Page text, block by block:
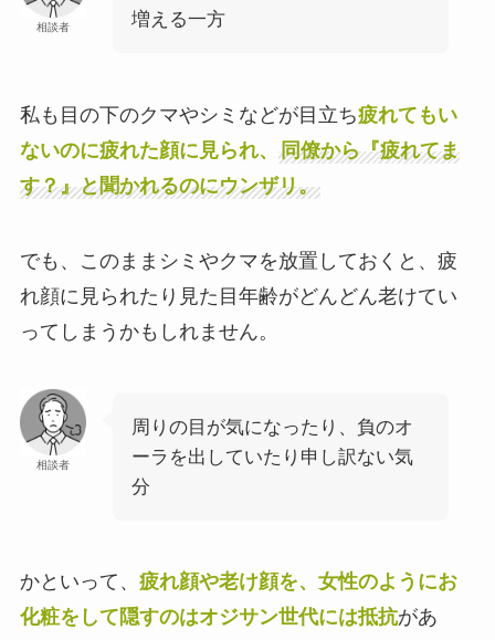
相談者
増える一方
私も目の下のクマやシミなどが目立ち疲れてもい
ないのに疲れた顔に見られ、 同僚から『疲れてま
す？』と聞かれるのにウンザリ。
でも、このままシミやクマを放置しておくと、疲
れ顔に見られたり見た目年齢がどんどん老けてい
ってしまうかもしれません。
相談者
周りの目が気になったり、負のオ
ーラを出していたり申し訳ない気
分
かといって、 疲れ顔や老け顔を、女性のようにお
化粧をして隠すのはオジサン世代には抵抗があ